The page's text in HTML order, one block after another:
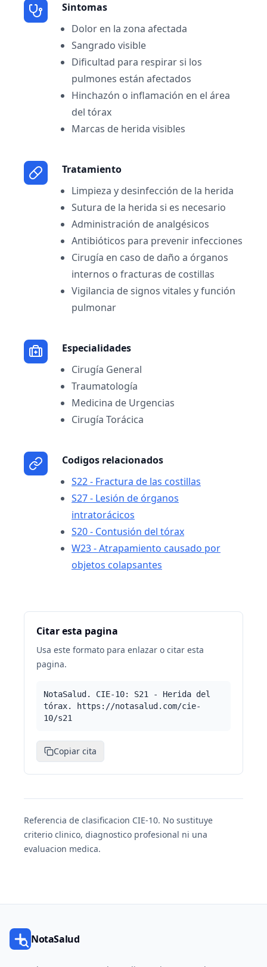
Sintomas
Dolor en la zona afectada
Sangrado visible
Dificultad para respirar si los
pulmones están afectados
Hinchazón o inflamación en el área
del tórax
Marcas de herida visibles
Tratamiento
Limpieza y desinfección de la herida
Sutura de la herida si es necesario
Administración de analgésicos
Antibióticos para prevenir infecciones
Cirugía en caso de daño a órganos
internos o fracturas de costillas
Vigilancia de signos vitales y función
pulmonar
Especialidades
Cirugía General
Traumatología
Medicina de Urgencias
Cirugía Torácica
Codigos relacionados
S22 - Fractura de las costillas
S27 - Lesión de órganos
intratorácicos
S20 - Contusión del tórax
W23 - Atrapamiento causado por
objetos colapsantes
Citar esta pagina
Usa este formato para enlazar o citar esta
pagina.
NotaSalud. CIE-10: S21 - Herida del
tórax. https://notasalud.com/cie-
10/s21
Copiar cita
Referencia de clasificacion CIE-10. No sustituye
criterio clinico, diagnostico profesional ni una
evaluacion medica.
NotaSalud